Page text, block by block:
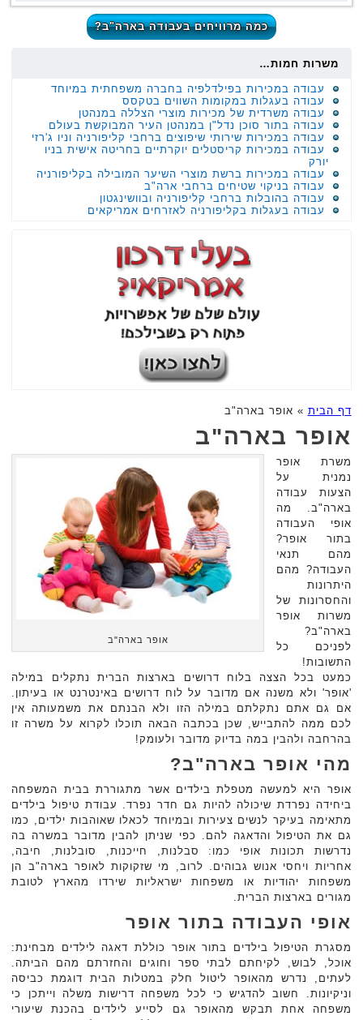
כמה מרוויחים בעבודה בארה"ב?
משרות חמות…
עבודה במכירות בפילדלפיה בחברה משפחתית במיוחד
עבודה בעגלות במקומות השווים בטקסס
עבודה משרדית של מכירות מוצרי הצללה במנהטן
עבודה בתור סוכן נדל"ן במנהטן העיר המבוקשת בעולם
עבודה במכירות שירותי שיפוצים ברחבי קליפורניה וניו ג'רזי
עבודה במכירות קריסטלים יוקרתיים בחריטה אישית בניו
יורק
עבודה במכירות ברשת מוצרי השיער המובילה בקליפורניה
עבודה בניקוי שטיחים ברחבי ארה"ב
עבודה בהובלות ברחבי קליפורניה ובוושינגטון
עבודה בעגלות בקליפורניה לאזרחים אמריקאים
דף הבית » אופר בארה"ב
אופר בארה"ב
אופר בארה"ב
משרת אופר
נמנית על
הצעות עבודה
בארה"ב. מה
אופי העבודה
בתור אופר?
מהם תנאי
העבודה? מהם
היתרונות
והחסרונות של
משרות אופר
בארה"ב?
לפניכם כל
התשובות!
כמעט בכל הצצה בלוח דרושים בארצות הברית נתקלים במילה
'אופר' ולא משנה אם מדובר על לוח דרושים באינטרנט או בעיתון.
אם גם אתם נתקלתם במילה הזו ולא הבנתם את משמעותה אין
לכם ממה להתבייש, שכן בכתבה הבאה תוכלו לקרוא על משרה זו
בהרחבה ולהבין במה בדיוק מדובר ולעומק!
מהי אופר בארה"ב?
אופר היא למעשה מטפלת בילדים אשר מתגוררת בבית המשפחה
ביחידה נפרדת שיכולה להיות גם חדר נפרד. עבודת טיפול בילדים
מתאימה בעיקר לנשים צעירות ובמיוחד לכאלו שאוהבות ילדים, כמו
גם את הטיפול והדאגה להם. כפי שניתן להבין מדובר במשרה בה
נדרשות תכונות אופי כמו: סבלנות, חייכנות, סובלנות, חיבה,
אחריות ויחסי אנוש גבוהים. לרוב, מי שזקוקות לאופר בארה"ב הן
משפחות יהודיות או משפחות ישראליות שירדו מהארץ לטובת
מגורים בארצות הברית.
אופי העבודה בתור אופר
מסגרת הטיפול בילדים בתור אופר כוללת דאגה לילדים מבחינת:
אוכל, לבוש, לקיחתם לבתי ספר וחוגים והחזרתם מהם הביתה.
לעתים, נדרש מהאופר ליטול חלק במטלות הבית דוגמת כביסה
וניקיונות. חשוב להדגיש כי לכל משפחה דרישות משלה וייתכן כי
משפחה אחת תבקש מהאופר גם לסייע לילדים בהכנת שיעורי